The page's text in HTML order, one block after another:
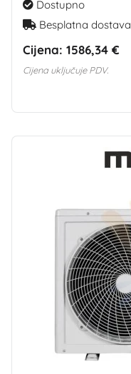
Dostupno
Besplatna dostava
Cijena: 1586,34 €
Cijena uključuje PDV.